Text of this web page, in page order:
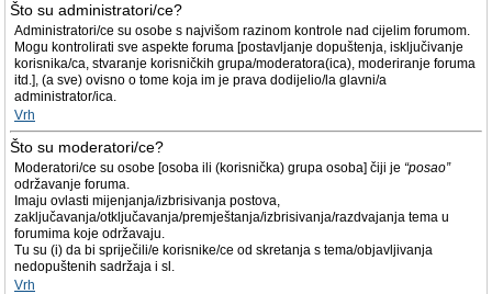
Što su administratori/ce?
Administratori/ce su osobe s najvišom razinom kontrole nad cijelim forumom.
Mogu kontrolirati sve aspekte foruma [postavljanje dopuštenja, isključivanje
korisnika/ca, stvaranje korisničkih grupa/moderatora(ica), moderiranje foruma
itd.], (a sve) ovisno o tome koja im je prava dodijelio/la glavni/a
administrator/ica.
Vrh
Što su moderatori/ce?
Moderatori/ce su osobe [osoba ili (korisnička) grupa osoba] čiji je “posao”
održavanje foruma.
Imaju ovlasti mijenjanja/izbrisivanja postova,
zaključavanja/otključavanja/premještanja/izbrisivanja/razdvajanja tema u
forumima koje održavaju.
Tu su (i) da bi spriječili/e korisnike/ce od skretanja s tema/objavljivanja
nedopuštenih sadržaja i sl.
Vrh